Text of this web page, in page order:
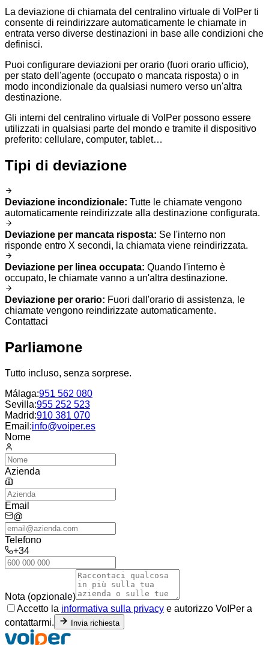
La deviazione di chiamata del centralino virtuale di VoIPer ti
consente di reindirizzare automaticamente le chiamate in
entrata verso diverse destinazioni in base alle condizioni che
definisci.
Puoi configurare deviazioni per orario (fuori orario ufficio),
per stato dell'agente (occupato o mancata risposta) o in
modo incondizionale da qualsiasi numero verso un'altra
destinazione.
Gli interni del centralino virtuale di VoIPer possono essere
utilizzati in qualsiasi parte del mondo e tramite il dispositivo
preferito: cellulare, computer, tablet…
Tipi di deviazione
Deviazione incondizionale: Tutte le chiamate vengono
automaticamente reindirizzate alla destinazione configurata.
Deviazione per mancata risposta: Se l'interno non
risponde entro X secondi, la chiamata viene reindirizzata.
Deviazione per linea occupata: Quando l'interno è
occupato, le chiamate vanno a un'altra destinazione.
Deviazione per orario: Fuori dall'orario di assistenza, le
chiamate vengono reindirizzate automaticamente.
Contattaci
Parliamone
Tutto incluso, senza sorprese.
Málaga:951 562 080
Sevilla:955 252 523
Madrid:910 381 070
Email:info@voiper.es
Nome
Azienda
Email
@
Telefono
+34
Nota (opzionale)
Accetto la informativa sulla privacy e autorizzo VoIPer a
contattarmi.
Invia richiesta